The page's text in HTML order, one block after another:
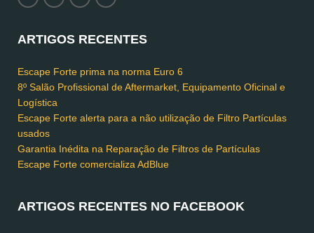
ARTIGOS RECENTES
Escape Forte prima na norma Euro 6
8º Salão Profissional de Aftermarket, Equipamento Oficinal e
Logística
Escape Forte alerta para a não utilização de Filtro Partículas
usados
Garantia Inédita na Reparação de Filtros de Partículas
Escape Forte comercializa AdBlue
ARTIGOS RECENTES NO FACEBOOK